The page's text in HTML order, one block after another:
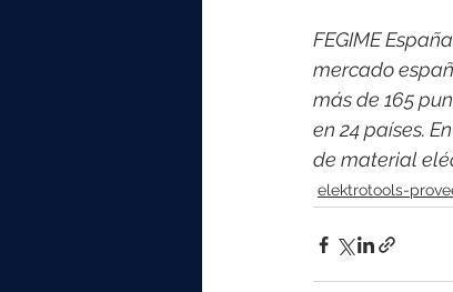
FEGIME
mercado
más de 165
en 24 países.
de material
elektrotools-